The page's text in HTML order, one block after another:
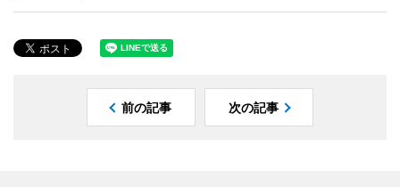
前の記事 次の記事